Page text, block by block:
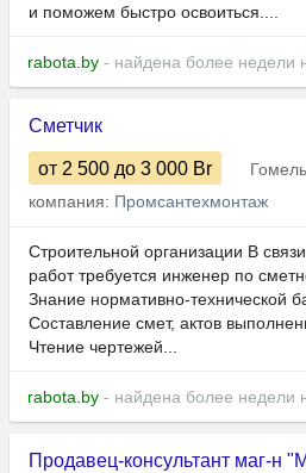
и поможем быстро освоиться....
rabota.by - найдена более недели
Сметчик
от 2 500 до 3 000 Br
Гомель
компания: Промсантехмонтаж
Строительной организации В
работ требуется инженер по
Знание нормативно-технической
Составление смет, актов
Чтение чертежей...
rabota.by - найдена более недели
Продавец-консультант маг-н